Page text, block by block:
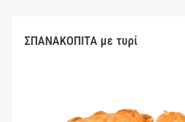
ΣΠΑΝΑΚΟΠΙΤΑ με τυρί